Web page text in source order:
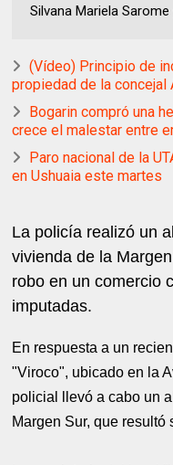
Silvana Mariela
(Vídeo) Principio de
propiedad de la concejal
Bogarin compró una
crece el malestar entre
Paro nacional de la
en Ushuaia este martes
La policía realizó un
vivienda de la
robo en un comercio
imputadas.
En respuesta a un
"Viroco", ubicado en la
policial llevó a cabo un
Margen Sur, que resultó